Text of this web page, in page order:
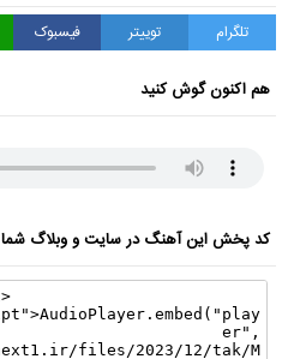
تلگرام توییتر فیسبوک
هم اکنون گوش کنید
کد پخش این آهنگ در سایت و وبلاگ شما